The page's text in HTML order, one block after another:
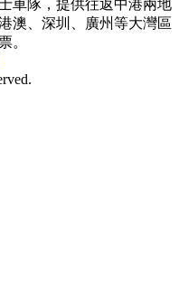
車隊，提供往返中港兩地
澳、深圳、廣州等大灣區
。